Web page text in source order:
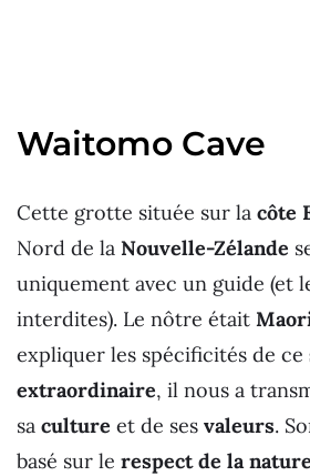
Waitomo Cave
Cette grotte située sur la côte
Nord de la Nouvelle-Zélande
uniquement avec un guide (et
interdites). Le nôtre était
expliquer les spécificités de ce
extraordinaire, il nous a
sa culture et de ses valeurs.
basé sur le respect de la